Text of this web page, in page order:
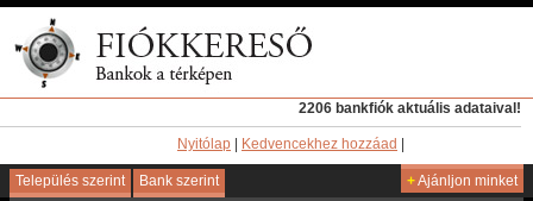
2206 bankfiók aktuális adataival!
Nyitólap Kedvencekhez hozzáad
Település szerint Bank szerint +Ajánljon minket